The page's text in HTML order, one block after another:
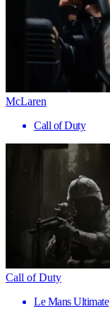
McLaren
Call of Duty
Call of Duty
Le Mans Ultimate